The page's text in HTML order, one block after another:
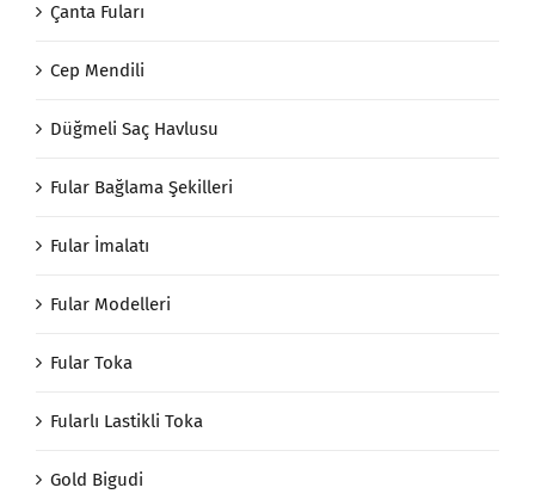
Çanta Fuları
Cep Mendili
Düğmeli Saç Havlusu
Fular Bağlama Şekilleri
Fular İmalatı
Fular Modelleri
Fular Toka
Fularlı Lastikli Toka
Gold Bigudi